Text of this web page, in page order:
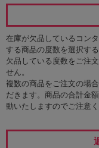
在庫が欠品しているコン
する商品の度数を選択す
欠品している度数をご注
せん。
複数の商品をご注文の場
だきます。商品の合計金
動いたしますのでご注意く